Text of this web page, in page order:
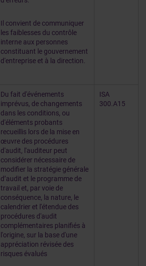
Il convient de communiquer
les faiblesses du contrôle
interne aux personnes
constituant le gouvernement
d'entreprise et à la direction.
Du fait d'événements
imprévus, de changements
dans les conditions, ou
d'éléments probants
recueillis lors de la mise en
œuvre des procédures
d'audit, l'auditeur peut
considérer nécessaire de
modifier la stratégie générale
d’audit et le programme de
travail et, par voie de
conséquence, la nature, le
calendrier et l'étendue des
procédures d'audit
complémentaires planifiés à
l'origine, sur la base d'une
appréciation révisée des
risques évalués
ISA
300.A15